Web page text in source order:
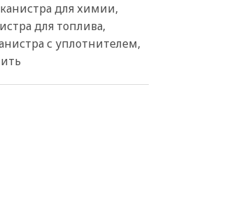
для химии,
для топлива,
с уплотнителем,